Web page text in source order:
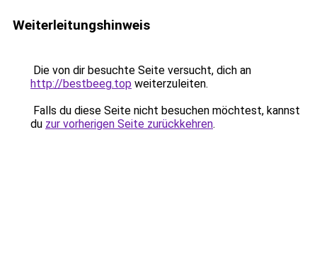
Weiterleitungshinweis
Die von dir besuchte Seite versucht, dich an
http://bestbeeg.top weiterzuleiten.
Falls du diese Seite nicht besuchen möchtest, kannst
du zur vorherigen Seite zurückkehren.